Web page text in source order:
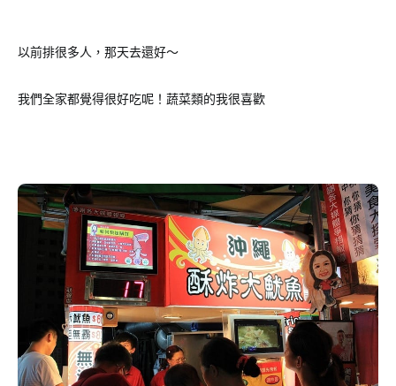
以前排很多人，那天去還好～
我們全家都覺得很好吃呢！蔬菜類的我很喜歡